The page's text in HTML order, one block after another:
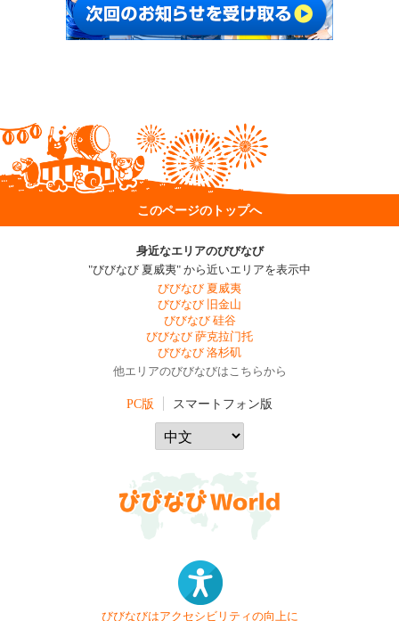
このページのトップへ
身近なエリアのびびなび
"びびなび 夏威夷" から近いエリアを表示中
びびなび 夏威夷
びびなび 旧金山
びびなび 硅谷
びびなび 萨克拉门托
びびなび 洛杉矶
他エリアのびびなびはこちらから
PC版 スマートフォン版
びびなびはアクセシビリティの向上に